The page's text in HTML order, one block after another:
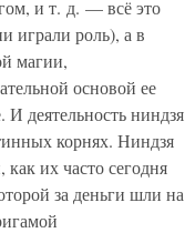
и т. д. — всё это
играли роль), а в
магии,
основой ее
деятельность ниндзя
корнях. Ниндзя
их часто сегодня
за деньги шли на